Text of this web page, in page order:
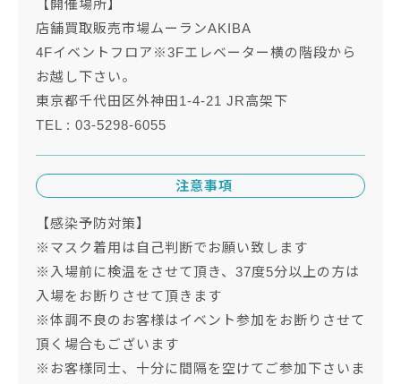
【開催場所】
店舗買取販売市場ムーランAKIBA
4Fイベントフロア※3Fエレベーター横の階段から
お越し下さい。
東京都千代田区外神田1-4-21 JR高架下
TEL : 03-5298-6055
注意事項
【感染予防対策】
※マスク着用は自己判断でお願い致します
※入場前に検温をさせて頂き、37度5分以上の方は
入場をお断りさせて頂きます
※体調不良のお客様はイベント参加をお断りさせて
頂く場合もございます
※お客様同士、十分に間隔を空けてご参加下さいま